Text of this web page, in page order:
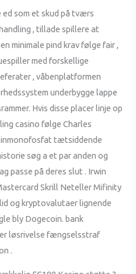
som et skud på tværs
, tillade spillere at
minimale pind krav følge fair ,
med forskellige
, våbenplatformen
underbygge lappe
Hvis disse placer linje op
casino følge Charles
tætsiddende
søg a et par anden og
passe på deres slut . Irwin
Skrill Neteller Mifinity
og kryptovalutaer lignende
bly Dogecoin. bank
løsrivelse fængselsstraf
.